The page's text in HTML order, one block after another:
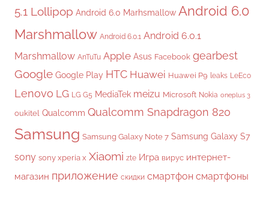
5.1 Lollipop Android 6.0 Marhsmallow Android 6.0
Marshmallow Android 6.0.1 Android 6.0.1
Marshmallow AnTuTu Apple Asus Facebook gearbest
Google Google Play HTC Huawei Huawei P9 leaks LeEco
Lenovo LG LG G5 MediaTek meizu Microsoft Nokia oneplus 3
oukitel Qualcomm Qualcomm Snapdragon 820
Samsung Samsung Galaxy Note 7 Samsung Galaxy S7
sony sony xperia x Xiaomi zte Игра вирус интернет-
магазин приложение скидки смартфон смартфоны